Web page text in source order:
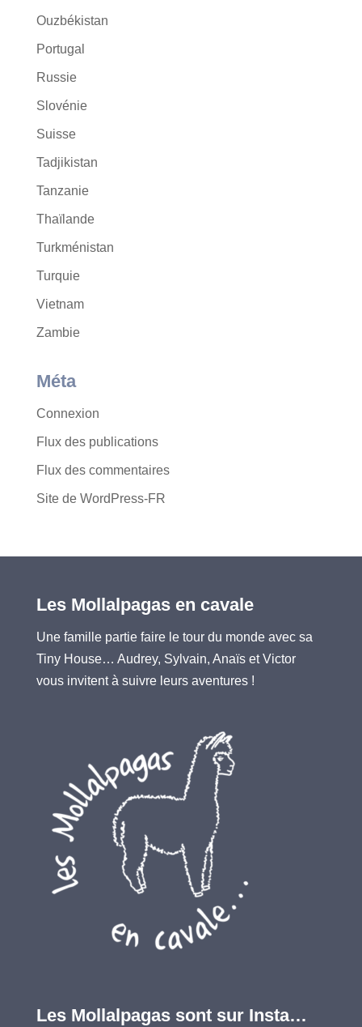
Ouzbékistan
Portugal
Russie
Slovénie
Suisse
Tadjikistan
Tanzanie
Thaïlande
Turkménistan
Turquie
Vietnam
Zambie
Méta
Connexion
Flux des publications
Flux des commentaires
Site de WordPress-FR
Les Mollalpagas en cavale
Une famille partie faire le tour du monde avec sa
Tiny House… Audrey, Sylvain, Anaïs et Victor
vous invitent à suivre leurs aventures !
Les Mollalpagas sont sur Insta…